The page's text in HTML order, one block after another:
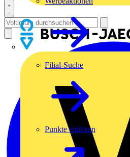
Filial-Suche
Punkte einlösen